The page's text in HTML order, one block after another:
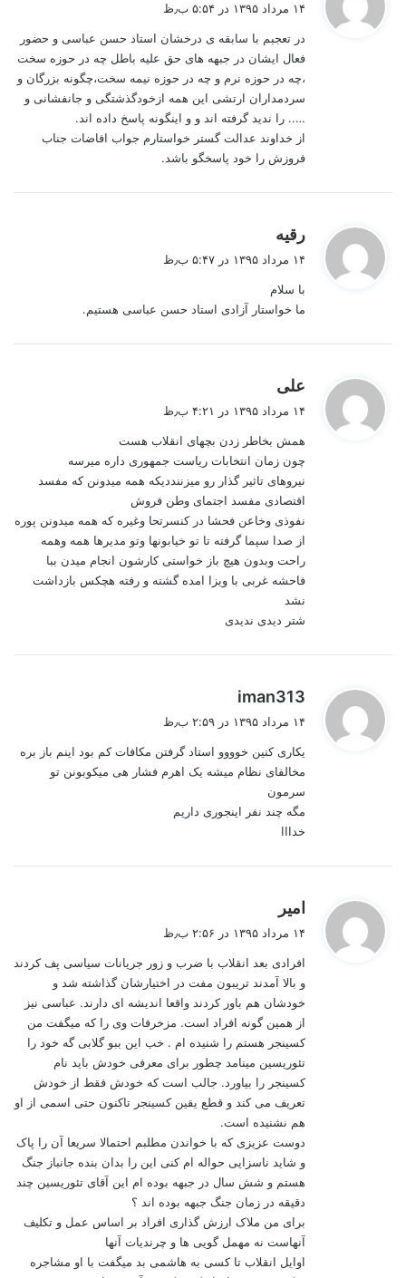
:
۱۴ مرداد ۱۳۹۵ در ۵:۵۴ ب٫ظ
در تعجبم با سابقه ی درخشان استاد حسن عباسی و حضور
فعال ایشان در جبهه های حق علیه باطل چه در حوزه سخت
،چه در حوزه نرم و چه در حوزه نیمه سخت،چگونه بزرگان و
سردمداران ارتشی این همه ازخودگذشتگی و جانفشانی و
….. را ندید گرفته اند و و اینگونه پاسخ داده اند.
از خداوند عدالت گستر خواستارم جواب افاضات جناب
فروزش را خود پاسخگو باشد.
رقیه
:
۱۴ مرداد ۱۳۹۵ در ۵:۴۷ ب٫ظ
با سلام
ما خواستار آزادی استاد حسن عباسی هستیم.
على
۱۴ مرداد ۱۳۹۵ در ۴:۲۱ ب٫ظ
همش بخاطر زدن بچهاى انقلاب هست
چون زمان انتخابات رياست جمهورى داره ميرسه
نيروهاى تاثير گذار رو ميزنندديكه همه ميدونن كه مفسد
اقتصادى مفسد اجتماى وطن فروش
نفوذى وخاعن فحشا در كنسرتحا وغيره كه همه ميدونن پوره
از صدا سيما گرفته تا تو خيابونها وتو مديرها همه وهمه
راحت وبدون هيچ باز خواستى كارشون انجام ميدن ببا
فاحشه غربى با ويزا امده گشته و رفته هچكس بازداشت
نشد
شتر ديدى نديدى
iman313
:
۱۴ مرداد ۱۳۹۵ در ۲:۵۹ ب٫ظ
یکاری کنین خوووو استاد گرفتن مکافات کم بود اینم باز بره
مخالفای نظام میشه یک اهرم فشار هی میکوبونن تو
سرمون
مگه چند نفر اینجوری داریم
خدااا
امیر
:
۱۴ مرداد ۱۳۹۵ در ۲:۵۶ ب٫ظ
افرادی بعد انقلاب با ضرب و زور جریانات سیاسی پف کردند
و بالا آمدند تریبون مفت در اختیارشان گذاشته شد و
خودشان هم باور کردند واقعا اندیشه ای دارند. عباسی نیز
از همین گونه افراد است. مزخرفات وی را که میگفت من
کسینجر هستم را شنیده ام . خب این ببو گلابی گه خود را
تئوریسین مینامد چطور برای معرفی خودش باید نام
کسینجر را بیاورد. جالب است که خودش فقط از خودش
تعریف می کند و قطع یقین کسینجر تاکنون حتی اسمی از او
هم نشنیده است.
دوست عزیزی که با خواندن مطلبم احتمالا سریعا آن را پاک
و شاید ناسزایی حواله ام کنی این را بدان بنده جانباز جنگ
هستم و شش سال در جبهه بوده ام این آقای تئوریسین چند
دقیقه در زمان جنگ جبهه بوده اند ؟
برای من ملاک ارزش گذاری افراد بر اساس عمل و تکلیف
آنهاست نه مهمل گویی ها و چرندیات آنها
اوایل انقلاب تا کسی به هاشمی بد میگفت با او مشاجره